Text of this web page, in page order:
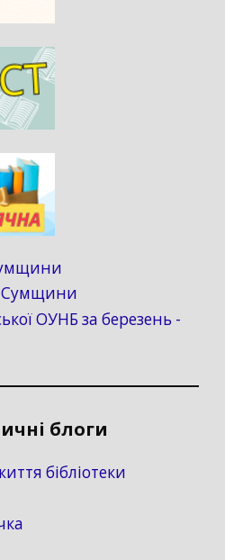
Сумщини
ОУНБ за березень -
блоги
бібліотеки